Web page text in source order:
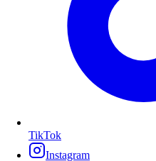
TikTok
Instagram